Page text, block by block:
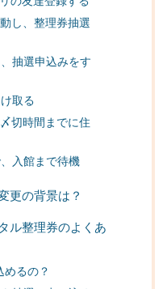
し、整理券抽選
抽選申込みをす
取る
切時間までに住
入館まで待機
更の背景は？
ル整理券のよくあ
めるの？